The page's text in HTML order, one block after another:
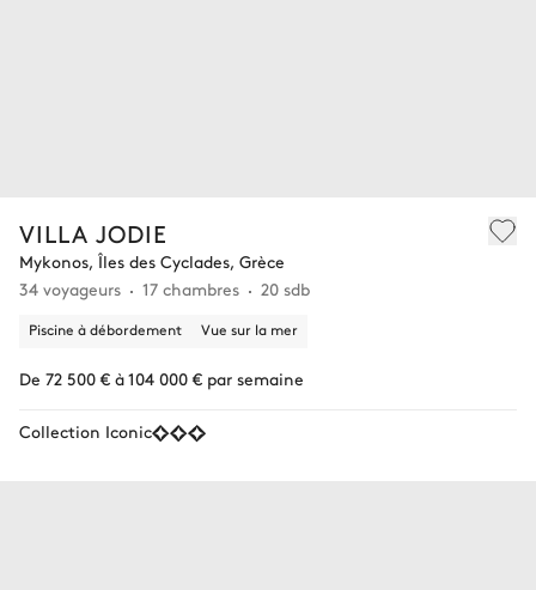
VILLA JODIE
Mykonos, Îles des Cyclades, Grèce
34 voyageurs
17 chambres 20 sdb
Piscine à débordement Vue sur la mer
De 72 500 € à 104 000 € par semaine
Collection Iconic